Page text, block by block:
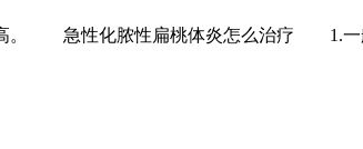
较高。 急性化脓性扁桃体炎怎么治疗